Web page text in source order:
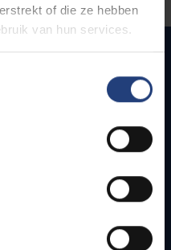
of die ze hebben
van hun services.